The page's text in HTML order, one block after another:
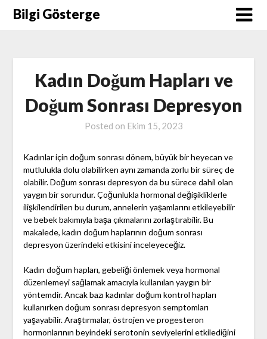
SkipBilgi Gösterge
Kadın Doğum Hapları ve
Doğum Sonrası Depresyon
Posted on Ekim 15, 2023
Kadınlar için doğum sonrası dönem, büyük bir heyecan ve
mutlulukla dolu olabilirken aynı zamanda zorlu bir süreç de
olabilir. Doğum sonrası depresyon da bu sürece dahil olan
yaygın bir sorundur. Çoğunlukla hormonal değişikliklerle
ilişkilendirilen bu durum, annelerin yaşamlarını etkileyebilir
ve bebek bakımıyla başa çıkmalarını zorlaştırabilir. Bu
makalede, kadın doğum haplarının doğum sonrası
depresyon üzerindeki etkisini inceleyeceğiz.
Kadın doğum hapları, gebeliği önlemek veya hormonal
düzenlemeyi sağlamak amacıyla kullanılan yaygın bir
yöntemdir. Ancak bazı kadınlar doğum kontrol hapları
kullanırken doğum sonrası depresyon semptomları
yaşayabilir. Araştırmalar, östrojen ve progesteron
hormonlarının beyindeki serotonin seviyelerini etkilediğini